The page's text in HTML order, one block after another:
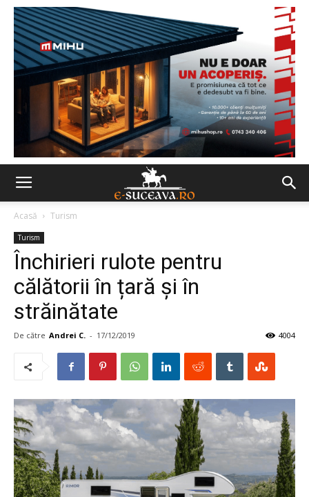
Acasă Turism
Turism
Închirieri rulote pentru
călătorii în țară și în
străinătate
De către Andrei C. - 17/12/2019 4004